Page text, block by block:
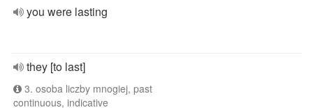
you were lasting
they [to last]
3. osoba liczby mnogiej, past
continuous, indicative